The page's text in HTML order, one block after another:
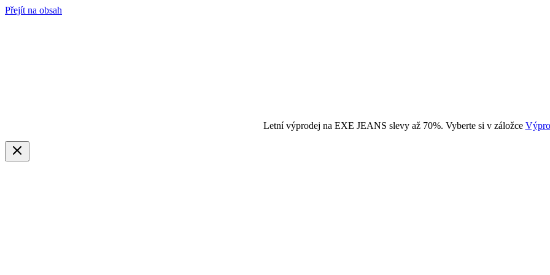
Přejít na obsah
Letní výprodej na EXE JEANS slevy až 70%. Vyberte si v záložce